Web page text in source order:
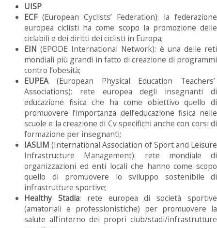
UISP
ECF(European Cyclists’ Federation): la federazione
europea ciclisti ha come scopo la promozione delle
ciclabili e dei diritti dei ciclisti in Europa;
EIN (EPODE International Network): è una delle reti
mondiali più grandi in fatto di creazione di programmi
contro l’obesità;
EUPEA(European Physical Education Teachers’
Associations): rete europea degli insegnanti di
educazione fisica che ha come obiettivo quello di
promuovere l’importanza dell’educazione fisica nelle
scuole e la creazione di Cv specifichi anche con corsi di
formazione per insegnanti;
IASLIM (International Association of Sport and Leisure
Infrastructure Management): rete mondiale di
organizzazioni ed enti locali che hanno come scopo
quello di promuovere lo sviluppo sostenibile di
infrastrutture sportive;
Healthy Stadia: rete europea di società sportive
(amatoriali e professionistiche) per promuovere la
salute all’interno dei propri club/stadi/infrastrutture